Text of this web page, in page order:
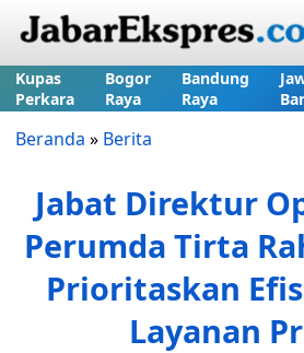
Kupas
Perkara
Bogor
Raya
Bandung
Raya
Beranda » Berita
Jabat Direktur
Perumda Tirta
Prioritaskan
Layanan